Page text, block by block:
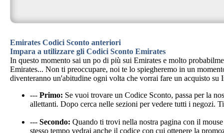
Emirates Codici Sconto anteriori
Impara a utilizzare gli Codici Sconto Emirates
In questo momento sai un po di più sui Emirates e molto
Emirates... Non ti preoccupare, noi te lo spiegheremo in un
diventeranno un'abitudine ogni volta che vorrai fare un acquisto su
--- Primo: Se vuoi trovare un Codice Sconto, passa per la
allettanti. Dopo cerca nelle sezioni per vedere tutti i negozi.
--- Secondo: Quando ti trovi nella nostra pagina con il
stesso tempo vedrai anche il codice con cui ottenere la